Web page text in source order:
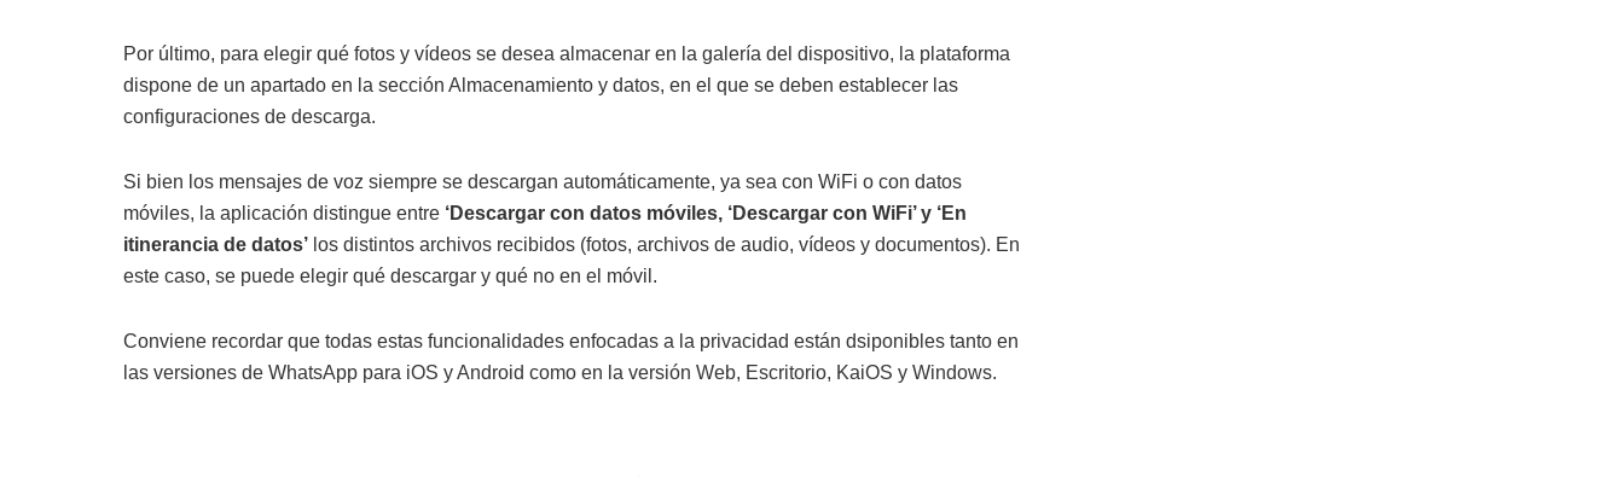
Por último, para elegir qué fotos y vídeos se desea almacenar en la galería del dispositivo, la plataforma
dispone de un apartado en la sección Almacenamiento y datos, en el que se deben establecer las
configuraciones de descarga.
Si bien los mensajes de voz siempre se descargan automáticamente, ya sea con WiFi o con datos
móviles, la aplicación distingue entre ‘Descargar con datos móviles, ‘Descargar con WiFi’ y ‘En
itinerancia de datos’ los distintos archivos recibidos (fotos, archivos de audio, vídeos y documentos). En
este caso, se puede elegir qué descargar y qué no en el móvil.
Conviene recordar que todas estas funcionalidades enfocadas a la privacidad están dsiponibles tanto en
las versiones de WhatsApp para iOS y Android como en la versión Web, Escritorio, KaiOS y Windows.